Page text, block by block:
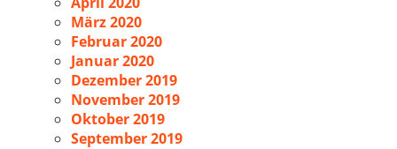
März 2020
Februar 2020
Januar 2020
Dezember 2019
November 2019
Oktober 2019
September 2019